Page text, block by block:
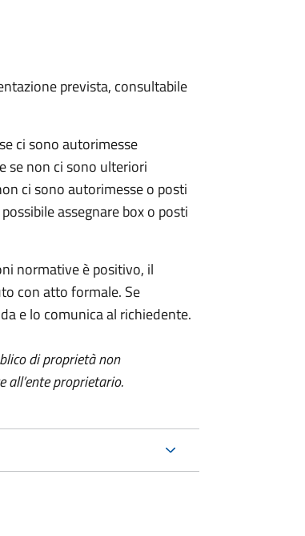
prevista, consultabile
ci sono autorimesse
se non ci sono ulteriori
ci sono autorimesse o posti
assegnare box o posti
normative è positivo, il
con atto formale. Se
e lo comunica al richiedente.
di proprietà non
all’ente proprietario.